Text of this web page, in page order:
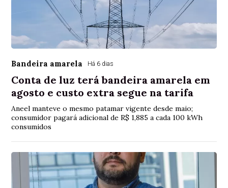
Bandeira amarela Há 6 dias
Conta de luz terá bandeira amarela em
agosto e custo extra segue na tarifa
Aneel manteve o mesmo patamar vigente desde maio;
consumidor pagará adicional de R$ 1,885 a cada 100 kWh
consumidos